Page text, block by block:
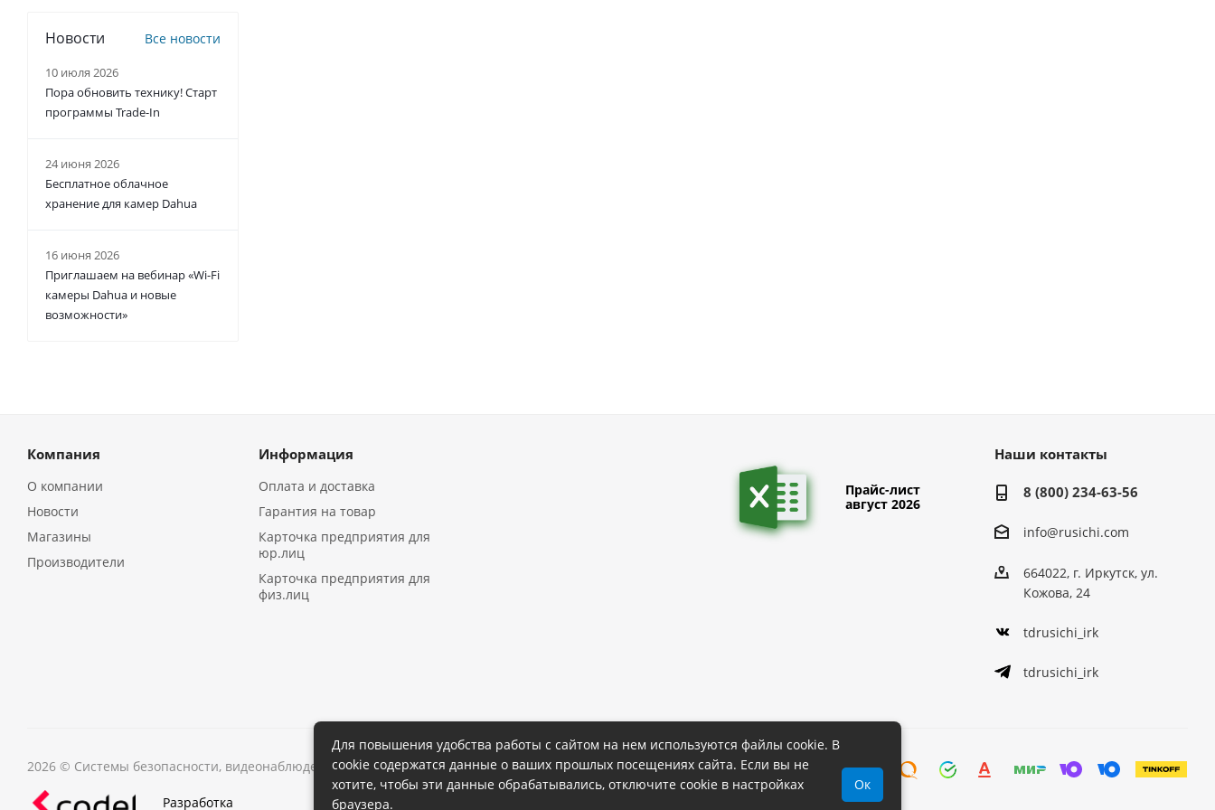
Новости Все новости
10 июля 2026
Пора обновить технику! Старт
программы Trade-In
24 июня 2026
Бесплатное облачное
хранение для камер Dahua
16 июня 2026
Приглашаем на вебинар «Wi-Fi
камеры Dahua и новые
возможности»
Компания
О компании
Новости
Магазины
Производители
Информация
Оплата и доставка
Гарантия на товар
Карточка предприятия для
юр.лиц
Карточка предприятия для
физ.лиц
Прайс-лист
август 2026
Наши контакты
8 (800) 234-63-56
info@rusichi.com
664022, г. Иркутск, ул.
Кожова, 24
tdrusichi_irk
tdrusichi_irk
2026 © Системы безопасности, видеонаблюдения в ИркутскеПолитика конфиденциальности
Разработка
Для повышения удобства работы с сайтом на нем используются файлы cookie. В
cookie содержатся данные о ваших прошлых посещениях сайта. Если вы не
хотите, чтобы эти данные обрабатывались, отключите cookie в настройках
браузера.
Ок